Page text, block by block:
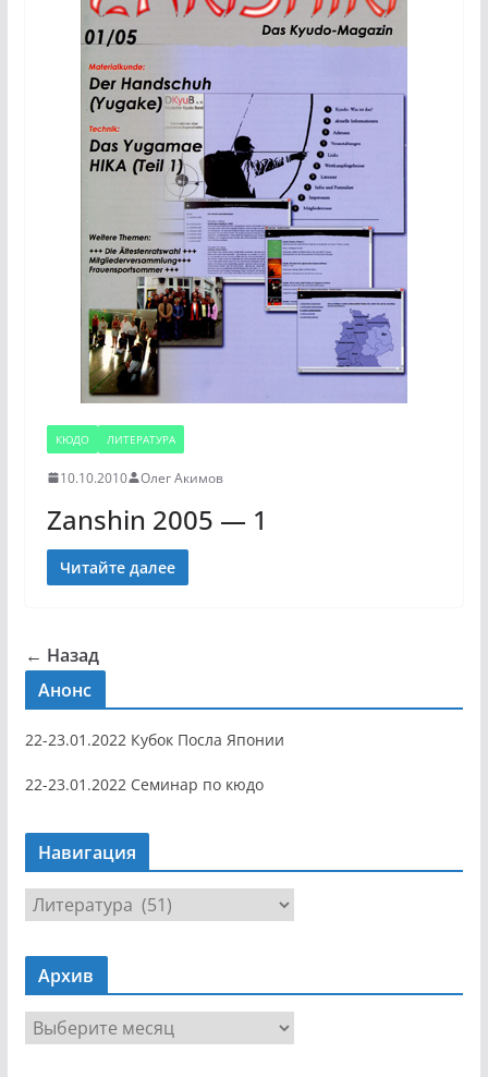
КЮДО ЛИТЕРАТУРА
10.10.2010 Олег Акимов
Zanshin 2005 — 1
Читайте далее
← Назад
Анонс
22-23.01.2022 Кубок Посла Японии
22-23.01.2022 Семинар по кюдо
Навигация
а
в
г
Архив
р